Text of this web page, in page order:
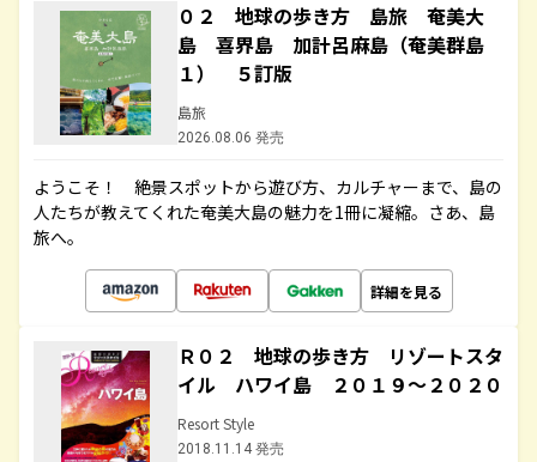
０２ 地球の歩き方 島旅 奄美大
島 喜界島 加計呂麻島（奄美群島
１） ５訂版
島旅
2026.08.06 発売
ようこそ！ 絶景スポットから遊び方、カルチャーまで、島の
人たちが教えてくれた奄美大島の魅力を1冊に凝縮。さあ、島
旅へ。
詳細を見る
Ｒ０２ 地球の歩き方 リゾートスタ
イル ハワイ島 ２０１９～２０２０
Resort Style
2018.11.14 発売